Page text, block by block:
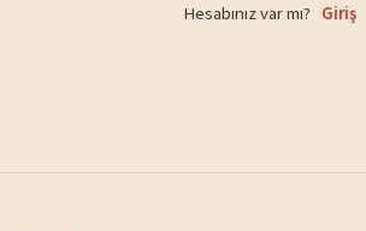
Hesabınız var mı? Giriş